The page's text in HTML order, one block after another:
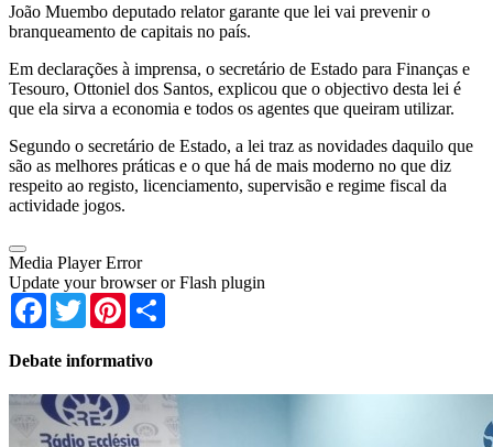
João Muembo deputado relator garante que lei vai prevenir o
branqueamento de capitais no país.
Em declarações à imprensa, o secretário de Estado para Finanças e
Tesouro, Ottoniel dos Santos, explicou que o objectivo desta lei é
que ela sirva a economia e todos os agentes que queiram utilizar.
Segundo o secretário de Estado, a lei traz as novidades daquilo que
são as melhores práticas e o que há de mais moderno no que diz
respeito ao registo, licenciamento, supervisão e regime fiscal da
actividade jogos.
Media Player Error
Update your browser or Flash plugin
Facebook
TwitterPinterest
Debate informativo